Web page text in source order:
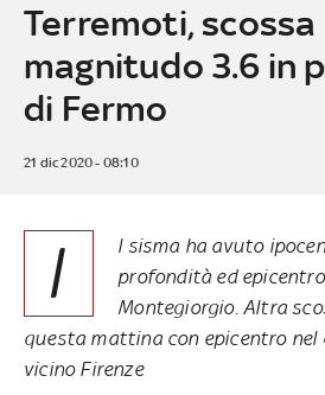
Terremoti, scossa
magnitudo 3.6 in
di Fermo
21 dic 2020 - 08:10
I
l sisma ha avuto
profondità ed
Montegiorgio. Altra
questa mattina con epicentro nel
vicino Firenze